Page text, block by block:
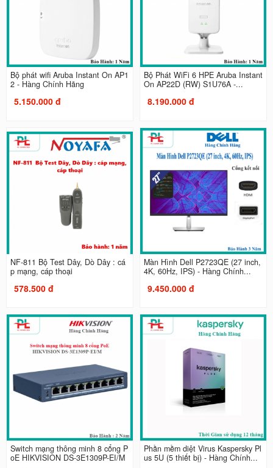
Bộ phát wifi Aruba Instant On AP1
2 - Hàng Chính Hãng
5.150.000 đ
Bộ Phát WiFi 6 HPE Aruba Instant
On AP22D (RW) S1U76A -...
8.190.000 đ
NF-811 Bộ Test Dây, Dò Dây : cá
p mạng, cáp thoại
578.500 đ
Màn Hình Dell P2723QE (27 inch,
4K, 60Hz, IPS) - Hàng Chính...
9.450.000 đ
Switch mạng thông minh 8 cổng P
oE HIKVISION DS-3E1309P-EI/M
Phần mềm diệt Virus Kaspersky Pl
us 5U (5 thiết bị) - Hàng Chính...